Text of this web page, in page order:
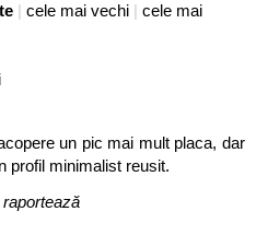
| cele mai vechi | cele mai
un pic mai mult placa, dar
profil minimalist reusit.
raportează